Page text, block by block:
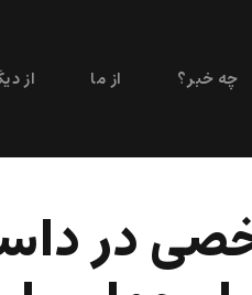
چه خبر؟ از ما از
در